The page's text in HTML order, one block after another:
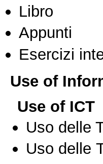
Libro
Appunti
Esercizi
Use of
Use of ICT
Uso delle
Uso delle